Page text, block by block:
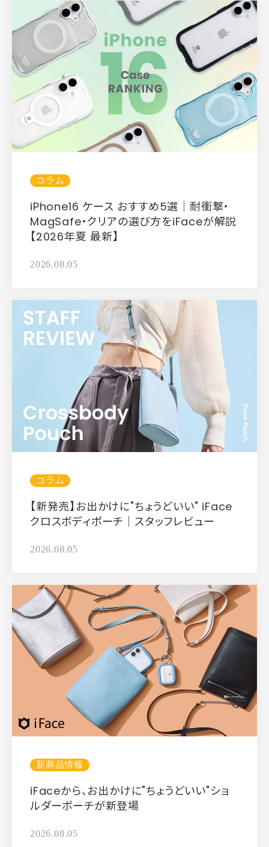
コラム
iPhone16 ケース おすすめ5選｜耐衝撃・
MagSafe・クリアの選び方をiFaceが解説
【2026年夏 最新】
2026.08.05
コラム
【新発売】お出かけに"ちょうどいい" iFace
クロスボディポーチ｜スタッフレビュー
2026.08.05
新商品情報
iFaceから、お出かけに"ちょうどいい"ショ
ルダーポーチが新登場
2026.08.05